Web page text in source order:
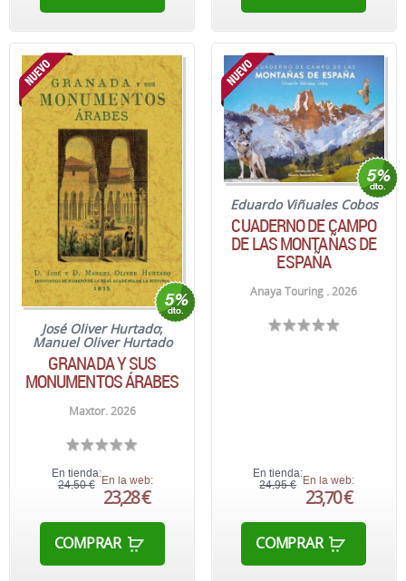
José Oliver Hurtado;
Manuel Oliver Hurtado
GRANADA Y SUS
MONUMENTOS ÁRABES
Maxtor. 2026
En tienda:
24,50 € En la web:
23,28 €
COMPRAR
Eduardo Viñuales Cobos
CUADERNO DE CAMPO
DE LAS MONTAÑAS DE
ESPAÑA
Anaya Touring . 2026
En tienda:
24,95 €
En la web:
23,70 €
COMPRAR